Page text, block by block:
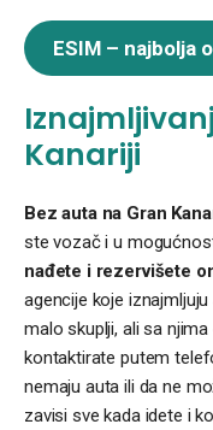
ESIM – najbolja
Kanariji
Bez auta na Gran
ste vozač i u
nađete i rezervišete
agencije koje
malo skuplji, ali sa
kontaktirate putem
nemaju auta ili da ne
zavisi sve kada idete i